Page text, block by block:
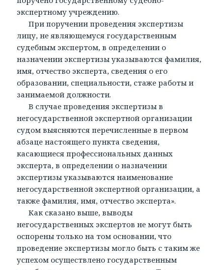
экспертному учреждению.
При поручении проведения экспертизы
лицу, не являющемуся государственным
судебным экспертом, в определении о
назначении экспертизы указываются фамилия,
имя, отчество эксперта, сведения о его
образовании, специальности, стаже работы и
занимаемой должности.
В случае проведения экспертизы в
негосударственной экспертной организации
судом выясняются перечисленные в первом
абзаце настоящего пункта сведения,
касающиеся профессиональных данных
эксперта, в определении о назначении
экспертизы указываются наименование
негосударственной экспертной организации, а
также фамилия, имя, отчество эксперта».
Как сказано выше, выводы
негосударственных экспертов не могут быть
оспорены только на том основании, что
проведение экспертизы могло быть с таким же
успехом осуществлено государственным